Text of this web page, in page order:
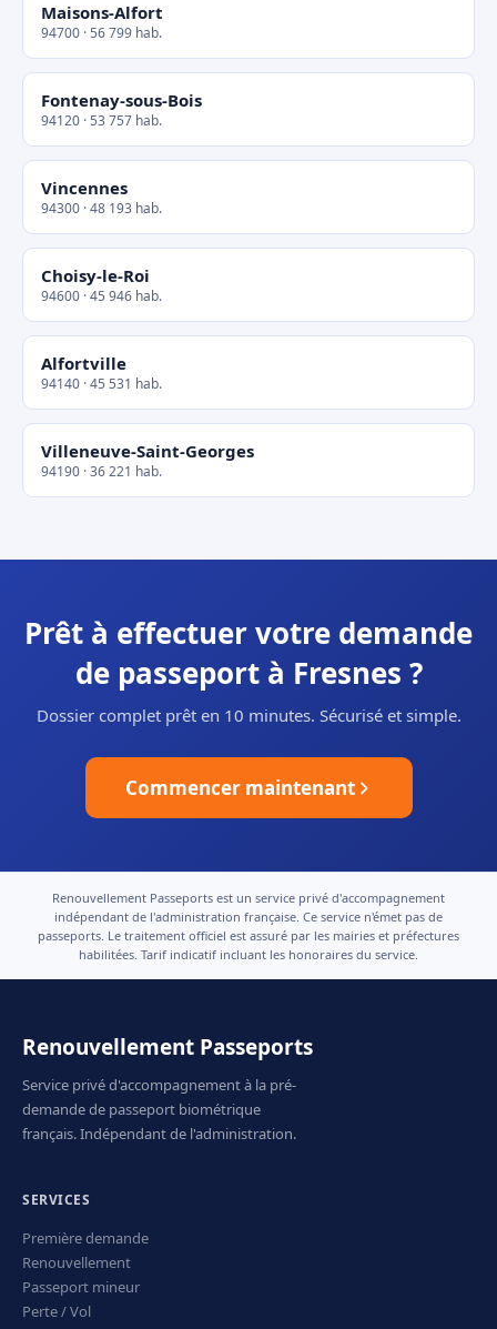
Maisons-Alfort
94700 · 56 799 hab.
Fontenay-sous-Bois
94120 · 53 757 hab.
Vincennes
94300 · 48 193 hab.
Choisy-le-Roi
94600 · 45 946 hab.
Alfortville
94140 · 45 531 hab.
Villeneuve-Saint-Georges
94190 · 36 221 hab.
Prêt à effectuer votre demande
de passeport à Fresnes ?
Dossier complet prêt en 10 minutes. Sécurisé et simple.
Commencer maintenant
Renouvellement Passeports est un service privé d'accompagnement
indépendant de l'administration française. Ce service n'émet pas de
passeports. Le traitement officiel est assuré par les mairies et préfectures
habilitées. Tarif indicatif incluant les honoraires du service.
Renouvellement Passeports
Service privé d'accompagnement à la pré-
demande de passeport biométrique
français. Indépendant de l'administration.
SERVICES
Première demande
Renouvellement
Passeport mineur
Perte / Vol